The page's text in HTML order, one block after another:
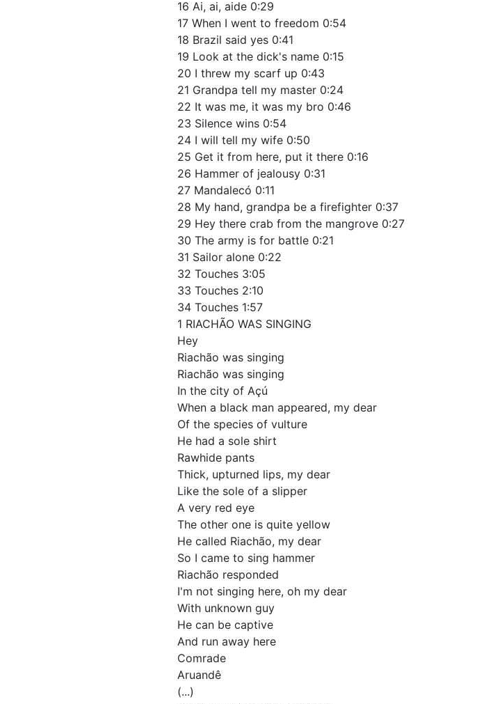
16 Ai, ai, aide 0:29
17 When I went to freedom 0:54
18 Brazil said yes 0:41
19 Look at the dick's name 0:15
20 I threw my scarf up 0:43
21 Grandpa tell my master 0:24
22 It was me, it was my bro 0:46
23 Silence wins 0:54
24 I will tell my wife 0:50
25 Get it from here, put it there 0:16
26 Hammer of jealousy 0:31
27 Mandalecó 0:11
28 My hand, grandpa be a firefighter 0:37
29 Hey there crab from the mangrove 0:27
30 The army is for battle 0:21
31 Sailor alone 0:22
32 Touches 3:05
33 Touches 2:10
34 Touches 1:57
1 RIACHÃO WAS SINGING
Hey
Riachão was singing
Riachão was singing
In the city of Açú
When a black man appeared, my dear
Of the species of vulture
He had a sole shirt
Rawhide pants
Thick, upturned lips, my dear
Like the sole of a slipper
A very red eye
The other one is quite yellow
He called Riachão, my dear
So I came to sing hammer
Riachão responded
I'm not singing here, oh my dear
With unknown guy
He can be captive
And run away here
Comrade
Aruandê
(...)